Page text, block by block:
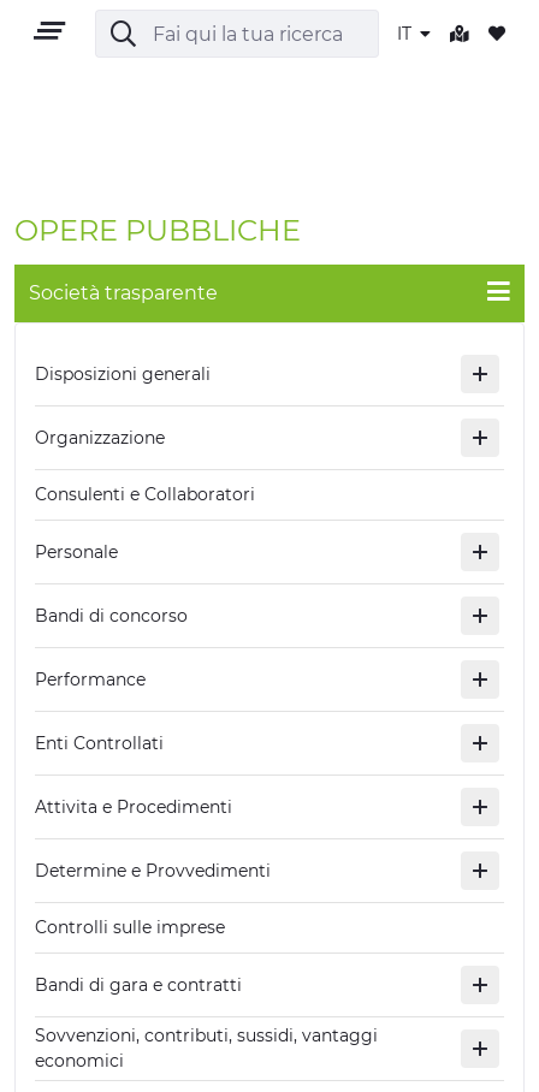
IT
CULTURA
NATURA E BENESSERE
ESPERIENZE
EVENTI
OFFERTE
OPERE PUBBLICHE
Società trasparente
Disposizioni generali
Organizzazione
Consulenti e Collaboratori
Personale
Bandi di concorso
Performance
Enti Controllati
Attivita e Procedimenti
Determine e Provvedimenti
Controlli sulle imprese
Bandi di gara e contratti
Sovvenzioni, contributi, sussidi, vantaggi
economici